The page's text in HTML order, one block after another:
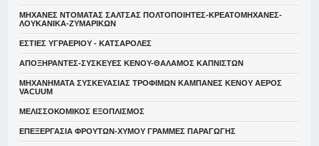
ΜΗΧΑΝΕΣ ΝΤΟΜΑΤΑΣ ΣΑΛΤΣΑΣ ΠΟΛΤΟΠΟΙΗΤΕΣ-ΚΡΕΑΤΟΜΗΧΑΝΕΣ-
ΛΟΥΚΑΝΙΚΑ-ΖΥΜΑΡΙΚΩΝ
ΕΣΤΙΕΣ ΥΓΡΑΕΡΙΟΥ - ΚΑΤΣΑΡΟΛΕΣ
ΑΠΟΞΗΡΑΝΤΕΣ-ΣΥΣΚΕΥΕΣ ΚΕΝΟΥ-ΘΑΛΑΜΟΣ ΚΑΠΝΙΣΤΩΝ
ΜΗΧΑΝΗΜΑΤΑ ΣΥΣΚΕΥΑΣΙΑΣ ΤΡΟΦΙΜΩΝ ΚΑΜΠΑΝΕΣ ΚΕΝΟΥ ΑΕΡΟΣ
VACUUM
ΜΕΛΙΣΣΟΚΟΜΙΚΟΣ ΕΞΟΠΛΙΣΜΟΣ
ΕΠΕΞΕΡΓΑΣΙΑ ΦΡΟΥΤΩΝ-ΧΥΜΟΥ ΓΡΑΜΜΕΣ ΠΑΡΑΓΩΓΗΣ